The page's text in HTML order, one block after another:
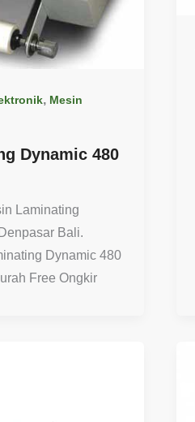
, Mesin
Dynamic 480
Laminating
Bali.
Dynamic 480
Free Ongkir